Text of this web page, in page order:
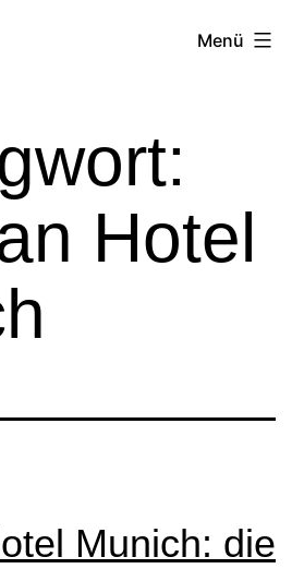
Menü
Hotel
Munich: die